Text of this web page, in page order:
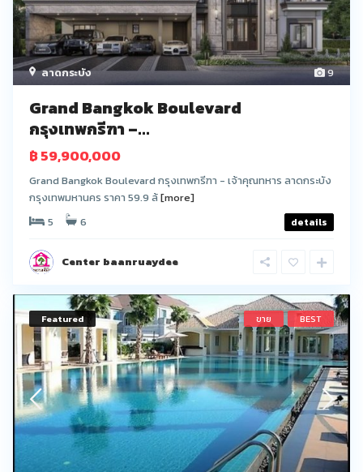
9
ลาดกระบัง
Grand Bangkok Boulevard
กรุงเทพกรีฑา –...
฿ 59,900,000
Grand Bangkok Boulevard กรุงเทพกรีฑา - เจ้าคุณทหาร ลาดกระบัง
กรุงเทพมหานคร ราคา 59.9 ล้[more]
5
6 details
Center baanruaydee
Featured ขาย BEST